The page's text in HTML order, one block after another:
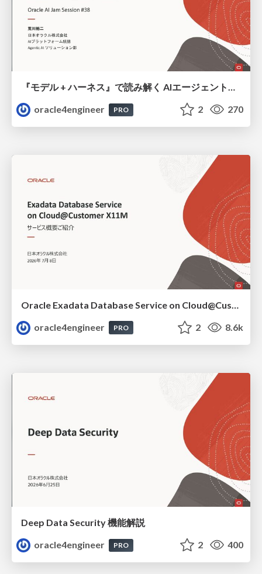
『モデル + ハーネス』で読み解く AIエージェント入門
oracle4engineer
PRO 2 270
oracle4engineer
PRO 2 8.6k
Deep Data Security 機能解説
oracle4engineer
PRO 2 400